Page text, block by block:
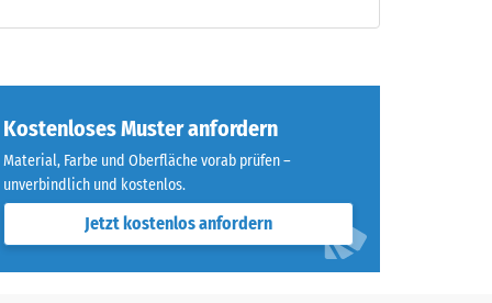
(BS 7188)
Kostenloses Muster anfordern
Material, Farbe und Oberfläche vorab prüfen –
unverbindlich und kostenlos.
Jetzt kostenlos anfordern